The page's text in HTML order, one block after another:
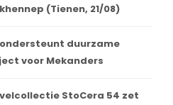
(Tienen, 21/08)
duurzame
voor Mekanders
StoCera 54 zet